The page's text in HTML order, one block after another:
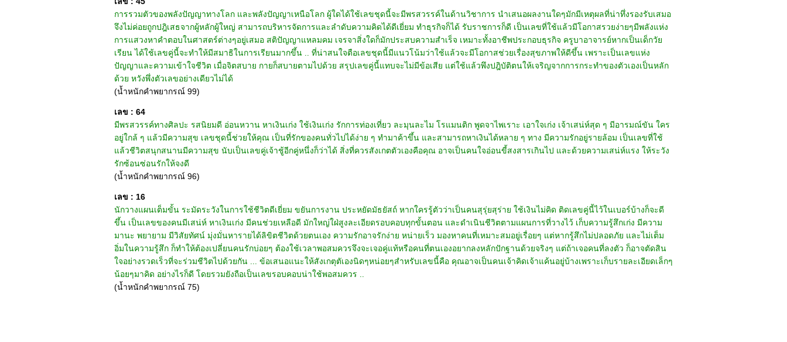
การรวมตัวของพลังปัญญาทางโลก และพลังปัญญาเหนือโลก ผู้ใดได้ใช้เลขชุดนี้จะมีพรสวรรค์ในด้านวิชาการ นำเสนอผลงานใดๆมักมีเหตุผลที่น่าทึ่งรองรับเสมอ
จึงไม่ค่อยถูกปฎิเสธจากผู้หลักผู้ใหญ่ สามารถบริหารจัดการและลำดับความคิดได้ดีเยี่ยม ทำธุรกิจก็ได้ รับราชการก็ดี เป็นเลขที่ใช้แล้วมีโอกาสรวยง่ายๆมีพลังแห่ง
การแสวงหาคำตอบในศาสตร์ต่างๆอยู่เสมอ สติปัญญาแหลมคม เจรจาสิ่งใดก็มักประสบความสำเร็จ เหมาะทั้งอาชีพประกอบธุรกิจ ครูบาอาจารย์หากเป็นเด็กวัย
เรียน ได้ใช้เลขคู่นี้จะทำให้มีสมาธิในการเรียนมากขึ้น .. ที่น่าสนใจตือเลขชุดนี้มีแนวโน้มว่าใช้แล้วจะมีโอกาสช่วยเรื่องสุขภาพให้ดีขึ้น เพราะเป็นเลขแห่ง
ปัญญาและความเข้าใจชีวิต เมื่อจิตสบาย กายก็สบายตามไปด้วย สรุปเลขคู่นี้แทบจะไม่มีข้อเสีย แต่ใช้แล้วพึงปฎิบัติตนให้เจริญจากการกระทำของตัวเองเป็นหลัก
ด้วย หวังพึ่งตัวเลขอย่างเดียวไม่ได้
(น้ำหนักคำพยากรณ์ 99)
เลข : 64
มีพรสวรรค์ทางศิลปะ รสนิยมดี อ่อนหวาน หาเงินเก่ง ใช้เงินเก่ง รักการท่องเที่ยว ละมุนละไม โรแมนติก พูดจาไพเราะ เอาใจเก่ง เจ้าเสน่ห์สุด ๆ มีอารมณ์ขัน ใคร
อยู่ใกล้ ๆ แล้วมีความสุข เลขชุดนี้ช่วยให้คุณ เป็นที่รักของคนทั่วไปได้ง่าย ๆ ทำมาค้าขึ้น และสามารถหาเงินได้หลาย ๆ ทาง มีความรักอยู่รายล้อม เป็นเลขที่ใช้
แล้วชีวิตสนุกสนานมีความสุข นับเป็นเลขคู่เจ้าชู้อีกคู่หนึ่งก็ว่าได้ สิ่งที่ควรสังเกตตัวเองคือคุณ อาจเป็นคนใจอ่อนขี้สงสารเกินไป และด้วยความเสน่ห์แรง ให้ระวัง
รักซ้อนซ่อนรักให้จงดี
(น้ำหนักคำพยากรณ์ 96)
เลข : 16
นักวางแผนเต็มขั้น ระมัดระวังในการใช้ชีวิตดีเยี่ยม ขยันการงาน ประหยัดมัธยัสถ์ หากใครรู้ตัวว่าเป็นคนสุรุ่ยสุร่าย ใช้เงินไม่คิด ติดเลขคู่นี้ไว้ในเบอร์บ้างก็จะดี
ขึ้น เป็นเลขของคนมีเสน่ห์ หาเงินเก่ง มีคนช่วยเหลือดี มักใหญ่ใฝ่สูงละเอียดรอบคอบทุกขั้นตอน และดำเนินชีวิตตามแผนการที่วางไว้ เก็บความรู้สึกเก่ง มีความ
มานะ พยายาม มีวิสัยทัศน์ มุ่งมั่นหารายได้ลิขิตชีวิตด้วยตนเอง ความรักอาจรักง่าย หน่ายเร็ว มองหาคนที่เหมาะสมอยู่เรื่อยๆ แต่หากรู้สึกไม่ปลอดภัย และไม่เต็ม
อิ่มในความรู้สึก ก็ทำให้ต้องเปลี่ยนคนรักบ่อยๆ ต้องใช้เวลาพอสมควรจึงจะเจอคู่แท้หรือคนที่ตนเองอยากลงหลักปักฐานด้วยจริงๆ แต่ถ้าเจอคนที่ลงตัว ก็อาจตัดสิน
ใจอย่างรวดเร็วที่จะร่วมชีวิตไปด้วยกัน ... ข้อเสนอแนะให้สังเกตุตัเองนิดๆหน่อยๆสำหรับเลขนี้คือ คุณอาจเป็นคนเจ้าคิดเจ้าแค้นอยู่บ้างเพราะเก็บรายละเอียดเล็กๆ
น้อยๆมาคิด อย่างไรก็ดี โดยรวมยังถือเป็นเลขรอบคอบน่าใช้พอสมควร ..
(น้ำหนักคำพยากรณ์ 75)